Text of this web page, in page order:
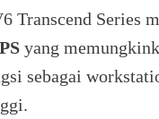
Transcend Series
yang
sebagai